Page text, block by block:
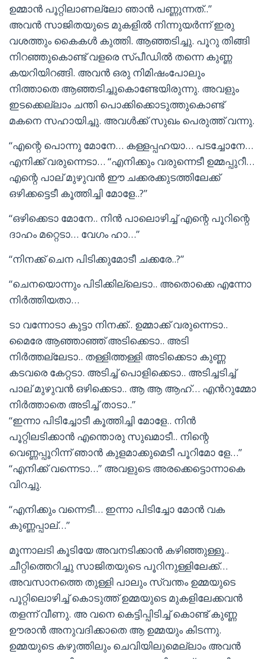
ഉമ്മാൻ പൂറ്റിലാണല്ലോ ഞാൻ പണ്ണുന്നത്..”
അവൻ സാജിതയുടെ മുകളിൽ നിന്നുയർന്ന് ഇരു
വശത്തും കൈകൾ കുത്തി. ആഞ്ഞടിച്ചു. പൂറു തിങ്ങി
നിറഞ്ഞുകൊണ്ട് വളരെ സ്പീഡിൽ തന്നെ കുണ്ണ
കയറിയിറങ്ങി. അവൻ ഒരു നിമിഷംപോലും
നിത്താതെ ആഞ്ഞടിച്ചുകൊണ്ടേയിരുന്നു. അവളും
ഇടക്കെല്ലാം ചന്തി പൊക്കിക്കൊടുത്തുകൊണ്ട്
മകനെ സഹായിച്ചു. അവൾക്ക് സുഖം പെരുത്ത് വന്നു.
“എന്റെ പൊന്നു മോനേ… കള്ളപ്പഹയാ… പടച്ചോനേ…
എനിക്ക് വരുന്നെടാ… “എനിക്കും വരുന്നെടീ ഉമ്മപ്പുറീ…
എന്റെ പാല് മുഴുവൻ ഈ ചക്കരക്കുടത്തിലേക്ക്
ഒഴിക്കട്ടെടീ കൂത്തിച്ചി മോളേ..?”
“ഒഴിക്കെടാ മോനേ.. നിൻ പാലൊഴിച്ച് എന്റെ പൂറിന്റെ
ദാഹം മറ്റെടാ… വേഗം ഹാ…”
“നിനക്ക് ചെന പിടിക്കുമോടീ ചക്കരേ..?”
“ചെനയൊന്നും പിടിക്കില്ലെടാ.. അതൊക്കെ എന്നോ
നിർത്തിയതാ…
ടാ വന്നോടാ കുട്ടാ നിനക്ക്.. ഉമ്മാക്ക് വരുന്നെടാ..
മൈരേ ആഞ്ഞാഞ്ഞ് അടിക്കെടാ.. അടി
നിർത്തല്ലേടാ.. തള്ളിത്തള്ളി അടിക്കെടാ കുണ്ണ
കടവരെ കേറ്റടാ. അടിച്ച് പൊളിക്കെടാ.. അടിച്ചടിച്ച്
പാല് മുഴുവൻ ഒഴിക്കെടാ.. ആ ആ ആഹ്… എൻറുമ്മോ
നിർത്താതെ അടിച്ച് താടാ..”
“ഇന്നാ പിടിച്ചോടീ കൂത്തിച്ചി മോളേ.. നിൻ
പൂറ്റിലടിക്കാൻ എന്തൊരു സുഖമാടീ.. നിന്റെ
വെണ്ണപ്പൂറിന്ന് ഞാൻ കുളമാക്കുമെടീ പൂറിമോ ളേ…”
“എനിക്ക് വന്നെടാ…” അവളുടെ അരക്കെട്ടൊന്നാകെ
വിറച്ചു.
“എനിക്കും വന്നെടീ… ഇന്നാ പിടിച്ചോ മോൻ വക
കുണ്ണപ്പാല്…”
മൂന്നാലടി കൂടിയേ അവനടിക്കാൻ കഴിഞ്ഞുള്ളൂ..
ചീറ്റിത്തെറിച്ചു സാജിതയുടെ പൂറിനുള്ളിലേക്ക്…
അവസാനത്തെ തുള്ളി പാലും സ്വന്തം ഉമ്മയുടെ
പൂറ്റിലൊഴിച്ച് കൊടുത്ത് ഉമ്മയുടെ മുകളിലേക്കവൻ
തളന്ന് വീണു. അ വനെ കെട്ടിപ്പിടിച്ച് കൊണ്ട് കുണ്ണ
ഊരാൻ അനുവദിക്കാതെ ആ ഉമ്മയും കിടന്നു.
ഉമ്മയുടെ കഴുത്തിലും ചെവിയിലുമെല്ലാം അവൻ